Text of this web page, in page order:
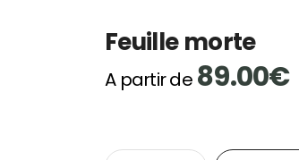
Feuille morte
A partir de 89.00€